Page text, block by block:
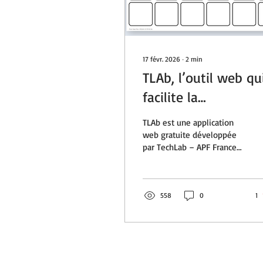
17 févr. 2026 ∙ 2 min
TLAb, l’outil web
facilite la
communication pour
tous
TLAb est une application
web gratuite développée
par TechLab – APF France
aux familles, enseignants
médico-social, elle facilite
558 0 1